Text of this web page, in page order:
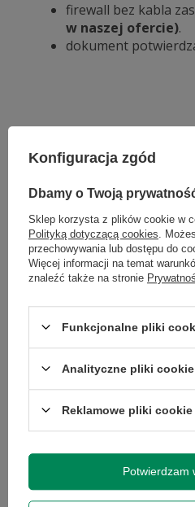
firewall bez kabla
w naszej ofercie).
dokument
poszczególne elementy,
Elektronika /
Rozbudowy dysku
wymiana na
kategoria:
(
/Drukarki laserowe
Kupna kabli-(
/Kable/Adaptery)
Kupna myszy i
Elektronika /
Kupna monitora-
Konfiguracja zgód
Dbamy o Twoją
Sklep korzysta z plików cookie w
Polityką dotyczącą cookies .
przechowywania lub dostępu do
Więcej informacji na temat
znaleźć także na stronie
Funkcjonalne pliki
Analityczne pliki cookie
Reklamowe pliki cookie
Potwierdzam